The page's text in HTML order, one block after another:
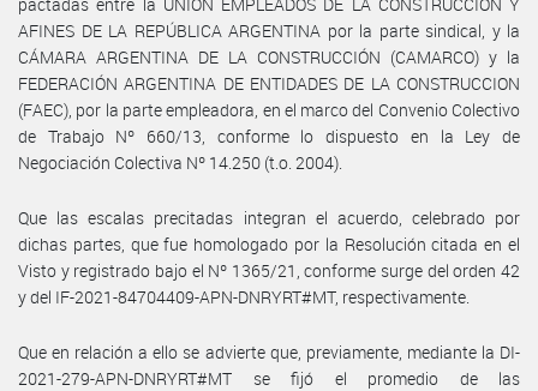
AFINES DE LA REPÚBLICA ARGENTINA por la parte sindical, y la
CÁMARA ARGENTINA DE LA CONSTRUCCIÓN (CAMARCO) y la
FEDERACIÓN ARGENTINA DE ENTIDADES DE LA CONSTRUCCION
(FAEC), por la parte empleadora, en el marco del Convenio Colectivo
de Trabajo Nº 660/13, conforme lo dispuesto en la Ley de
Negociación Colectiva Nº 14.250 (t.o. 2004).
Que las escalas precitadas integran el acuerdo, celebrado por
dichas partes, que fue homologado por la Resolución citada en el
Visto y registrado bajo el Nº 1365/21, conforme surge del orden 42
y del IF-2021-84704409-APN-DNRYRT#MT, respectivamente.
Que en relación a ello se advierte que, previamente, mediante la DI-
2021-279-APN-DNRYRT#MT se fijó el promedio de las